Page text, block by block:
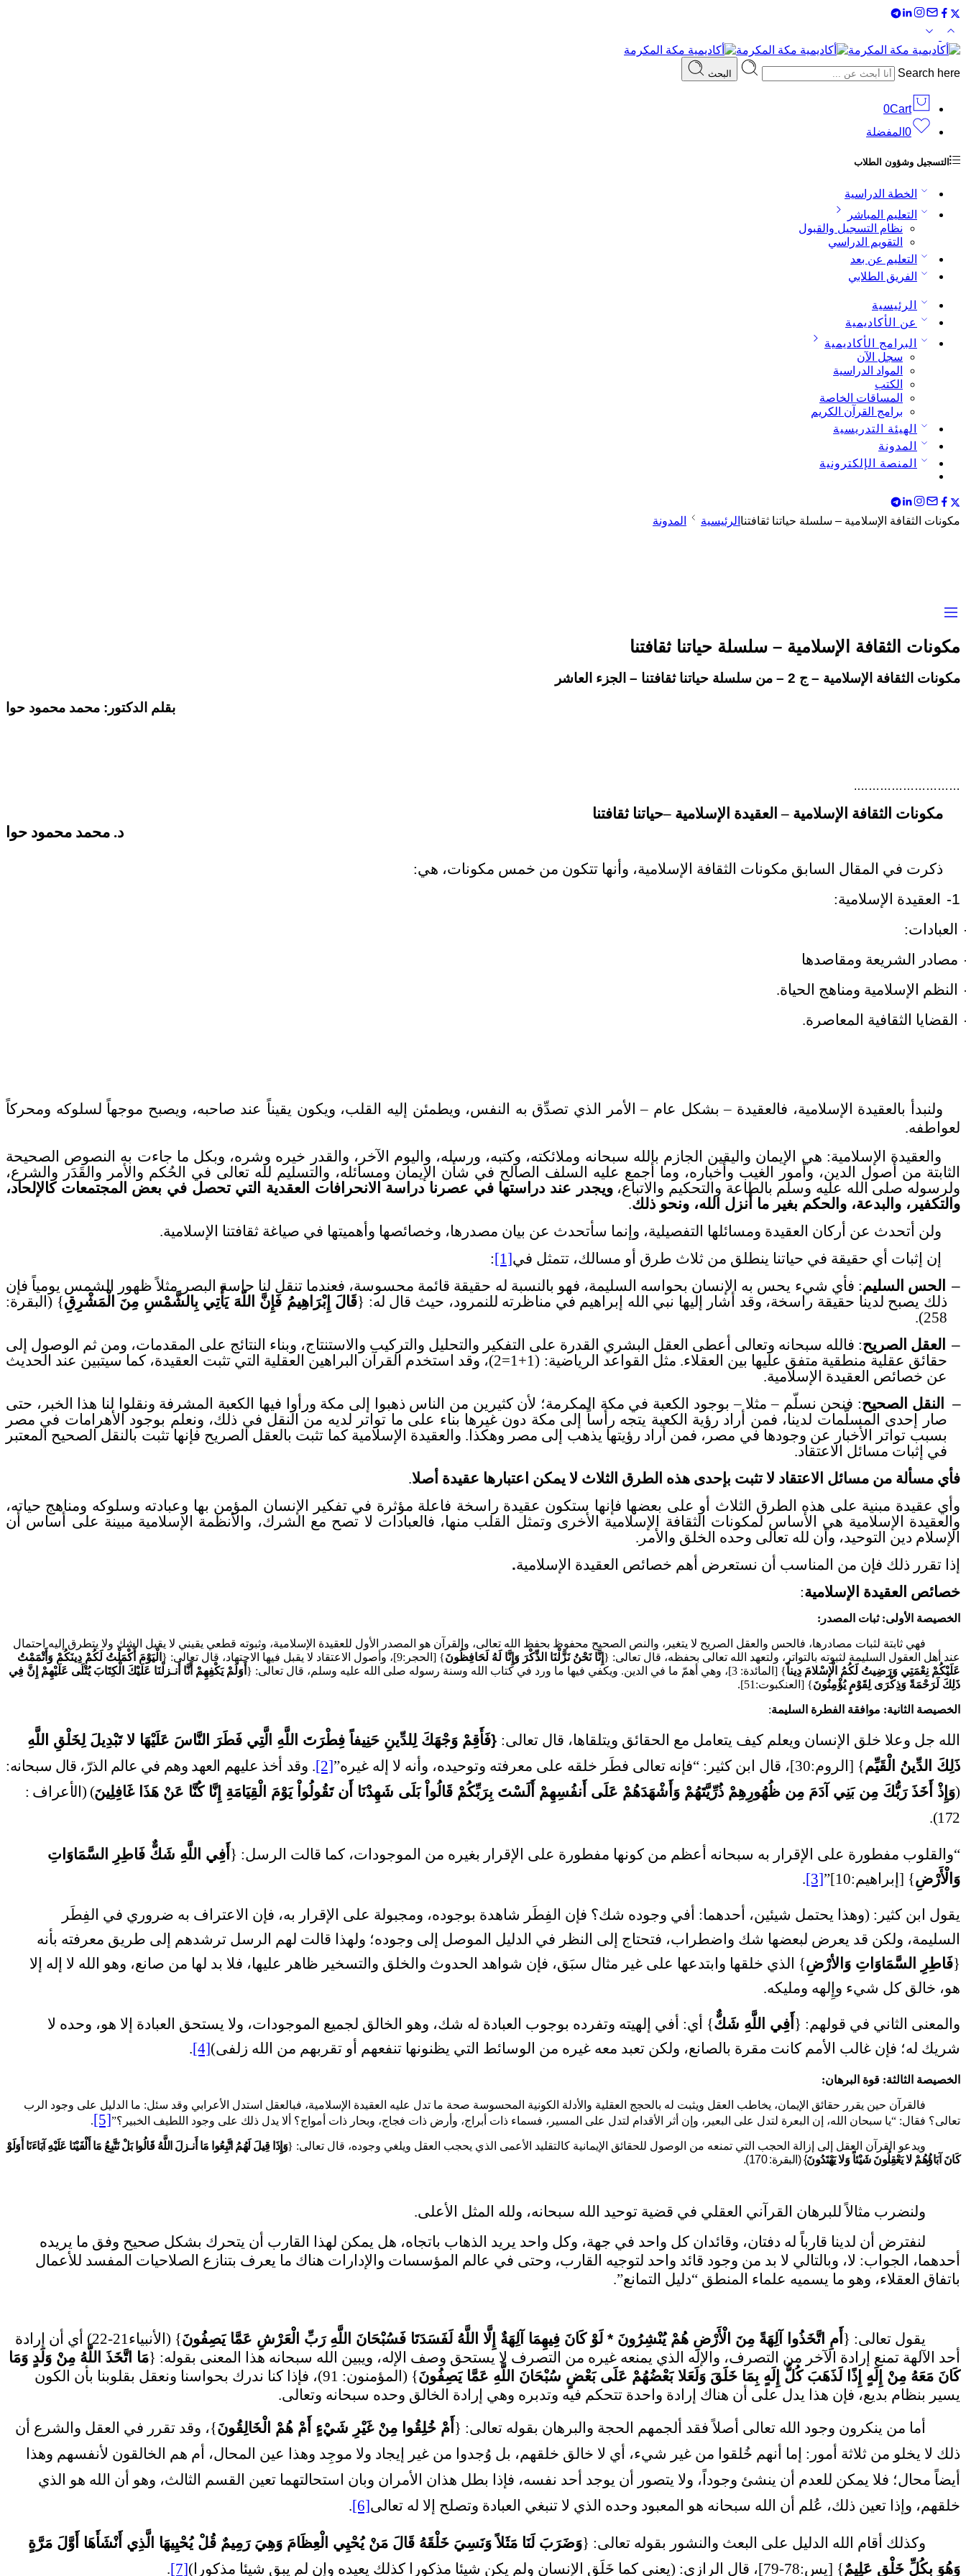
Search here البحث
0Cart
0 المفضلة
التسجيل وشؤون الطلاب
الخطة الدراسية
التعليم المباشر
نظام التسجيل والقبول
التقويم الدراسي
التعليم عن بعد
الفريق الطلابي
الرئيسية
عن الأكاديمية
البرامج الأكاديمية
سجل الآن
المواد الدراسية
الكتب
المساقات الخاصة
برامج القرآن الكريم
الهيئة التدريسية
المدونة
المنصة الإلكترونية
مكونات الثقافة الإسلامية – سلسلة حياتنا ثقافتنا الرئيسية المدونة
مكونات الثقافة الإسلامية – سلسلة حياتنا ثقافتنا
مكونات الثقافة الإسلامية – ج 2 – من سلسلة حياتنا ثقافتنا – الجزء
العاشر
بقلم الدكتور: محمد محمود حوا
……………………….
مكونات الثقافة الإسلامية – العقيدة الإسلامية –حياتنا ثقافتنا
د. محمد محمود حوا
ذكرت في المقال السابق مكونات الثقافة الإسلامية، وأنها تتكون من خمس مكونات، هي:
1-
العقيدة الإسلامية:
العبادات:
مصادر الشريعة ومقاصدها
النظم الإسلامية ومناهج الحياة.
القضايا الثقافية المعاصرة.
ولنبدأ بالعقيدة الإسلامية، فالعقيدة – بشكل عام – الأمر الذي تصدِّق به النفس، ويطمئن إليه القلب، ويكون يقيناً عند صاحبه، ويصبح موجهاً لسلوكه ومحركاً
لعواطفه.
والعقيدة الإسلامية: هي الإيمان واليقين الجازم بالله سبحانه وملائكته، وكتبه، ورسله، واليوم الآخر، والقدر خيره وشره، وبكل ما جاءت به النصوص الصحيحة
الثابتة من أصول الدين، وأمور الغيب وأخباره، وما أجمع عليه السلف الصالح في شأن الإيمان ومسائله، والتسليم لله تعالى في الحُكم والأمر والقَدَر والشرع،
ولرسوله صلى الله عليه وسلم بالطاعة والتحكيم والاتباع،ويجدر عند دراستها في عصرنا دراسة الانحرافات العقدية التي تحصل في بعض المجتمعات كالإلحاد،
والتكفير، والبدعة، والحكم بغير ما أنزل الله، ونحو ذلك.
ولن أتحدث عن أركان العقيدة ومسائلها التفصيلية، وإنما سأتحدث عن بيان مصدرها، وخصائصها وأهميتها في صياغة ثقافتنا الإسلامية.
إن إثبات أي حقيقة في حياتنا ينطلق من ثلاث طرق أو مسالك، تتمثل في[1]
:
–
الحس السليم: فأي شيء يحس به الإنسان بحواسه السليمة، فهو بالنسبة له حقيقة قائمة محسوسة، فعندما تنقل لنا حاسة البصر مثلاً ظهور الشمس يومياً فإن
ذلك يصبح لدينا حقيقة راسخة، وقد أشار إليها نبي الله إبراهيم في مناظرته للنمرود، حيث قال له: {قَالَ إِبْرَاهِيمُ فَإِنَّ اللّهَ يَأْتِي بِالشَّمْسِ مِنَ الْمَشْرِقِ} (البقرة:
258).
–
العقل الصريح: فالله سبحانه وتعالى أعطى العقل البشري القدرة على التفكير والتحليل والتركيب والاستنتاج، وبناء النتائج على المقدمات، ومن ثم الوصول إلى
حقائق عقلية منطقية متفق عليها بين العقلاء. مثل القواعد الرياضية: (1+1=2)، وقد استخدم القرآن البراهين العقلية التي تثبت العقيدة، كما سيتبين عند الحديث
عن خصائص العقيدة الإسلامية.
–
النقل الصحيح: فنحن نسلّم – مثلا – بوجود الكعبة في مكة المكرمة؛ لأن كثيرين من الناس ذهبوا إلى مكة ورأوا فيها الكعبة المشرفة ونقلوا لنا هذا الخبر، حتى
صار إحدى المسلّمات لدينا، فمن أراد رؤية الكعبة يتجه رأساً إلى مكة دون غيرها بناء على ما تواتر لديه من النقل في ذلك، ونعلم بوجود الأهرامات في مصر
بسبب تواتر الأخبار عن وجودها في مصر، فمن أراد رؤيتها يذهب إلى مصر وهكذا. والعقيدة الإسلامية كما تثبت بالعقل الصريح فإنها تثبت بالنقل الصحيح المعتبر
في إثبات مسائل الاعتقاد.
فأي مسألة من مسائل الاعتقاد لا تثبت بإحدى هذه الطرق الثلاث لا يمكن اعتبارها عقيدة أصلا.
وأي عقيدة مبنية على هذه الطرق الثلاث أو على بعضها فإنها ستكون عقيدة راسخة فاعلة مؤثرة في تفكير الإنسان المؤمن بها وعبادته وسلوكه ومناهج حياته،
والعقيدة الإسلامية هي الأساس لمكونات الثقافة الإسلامية الأخرى وتمثل القلب منها، فالعبادات لا تصح مع الشرك، والأنظمة الإسلامية مبينة على أساس أن
الإسلام دين التوحيد، وأن لله تعالى وحده الخلق والأمر.
إذا تقرر ذلك فإن من المناسب أن نستعرض أهم خصائص العقيدة الإسلامية.
خصائص العقيدة الإسلامية:
الخصيصة الأولى: ثبات المصدر:
فهي ثابتة لثبات مصادرها، فالحس والعقل الصريح لا يتغير، والنص الصحيح محفوظ بحفظ الله تعالى، والقرآن هو المصدر الأول للعقيدة الإسلامية، وثبوته قطعي يقيني لا يقبل الشك ولا يتطرق إليه احتمال
عند أهل العقول السليمة لثبوته بالتواتر، ولتعهد الله تعالى بحفظه، قال تعالى: { إِنَّا نَحْنُ نَزَّلْنَا الذِّكْرَ وَإِنَّا لَهُ لَحَافِظُونَ} [الحجر:9]، وأصول الاعتقاد لا يقبل فيها الاجتهاد، قال تعالى: {
الْيَوْمَ أَكْمَلْتُ لَكُمْ دِينَكُمْ وَأَتْمَمْتُ
عَلَيْكُمْ نِعْمَتِي وَرَضِيتُ لَكُمُ الْإسْلامَ دِيناً} [المائدة: 3]، وهي أهمّ ما في الدين. ويكفي فيها ما ورد في كتاب الله وسنة رسوله صلى الله عليه وسلم، قال تعالى: {
أَوَلَمْ يَكْفِهِمْ أَنَّا أَنـزلْنَا عَلَيْكَ الْكِتَابَ يُتْلَى عَلَيْهِمْ إِنَّ فِي
ذَلِكَ لَرَحْمَةً وَذِكْرَى لِقَوْمٍ يُؤْمِنُونَ} [العنكبوت:51].
الخصيصة الثانية: موافقة الفطرة السليمة:
الله جل وعلا خلق الإنسان ويعلم كيف يتعامل مع الحقائق ويتلقاها، قال تعالى: {فَأَقِمْ وَجْهَكَ لِلدِّينِ حَنِيفاً فِطْرَتَ اللَّهِ الَّتِي فَطَرَ النَّاسَ عَلَيْهَا لا تَبْدِيلَ لِخَلْقِ اللَّهِ
ذَلِكَ الدِّينُ الْقَيِّم} [الروم:30]، قال ابن كثير: “فإنه تعالى فطَر خلقه على معرفته وتوحيده، وأنه لا إله غيره” [2]
. وقد أخذ عليهم العهد وهم في عالم الذرّ، قال سبحانه:
(وَإِذْ أَخَذَ رَبُّكَ مِن بَنِي آدَمَ مِن ظُهُورِهِمْ ذُرِّيَّتَهُمْ وَأَشْهَدَهُمْ عَلَى أَنفُسِهِمْ أَلَسْتَ بِرَبِّكُمْ قَالُواْ بَلَى شَهِدْنَا أَن تَقُولُواْ يَوْمَ الْقِيَامَةِ إِنَّا كُنَّا عَنْ هَذَا غَافِلِينَ) (الأعراف :
172).
“والقلوب مفطورة على الإقرار به سبحانه أعظم من كونها مفطورة على الإقرار بغيره من الموجودات، كما قالت الرسل: { أَفِي اللَّهِ شَكٌّ فَاطِرِ السَّمَاوَاتِ
وَالْأَرْضِ} [إبراهيم:10]” [3]
.
يقول ابن كثير: (وهذا يحتمل شيئين، أحدهما: أفي وجوده شك؟ فإن الفِطَر شاهدة بوجوده، ومجبولة على الإقرار به، فإن الاعتراف به ضروري في الفِطَر
السليمة، ولكن قد يعرض لبعضها شك واضطراب، فتحتاج إلى النظر في الدليل الموصل إلى وجوده؛ ولهذا قالت لهم الرسل ترشدهم إلى طريق معرفته بأنه
{فَاطِرِ السَّمَاوَاتِ وَالأرْضِ} الذي خلقها وابتدعها على غير مثال سبَق، فإن شواهد الحدوث والخلق والتسخير ظاهر عليها، فلا بد لها من صانع، وهو الله لا إله إلا
هو، خالق كل شيء وإِلهه ومليكه.
والمعنى الثاني في قولهم: { أَفِي اللَّهِ شَكٌّ} أي: أفي إلهيته وتفرده بوجوب العبادة له شك، وهو الخالق لجميع الموجودات، ولا يستحق العبادة إلا هو، وحده لا
شريك له؛ فإن غالب الأمم كانت مقرة بالصانع، ولكن تعبد معه غيره من الوسائط التي يظنونها تنفعهم أو تقربهم من الله زلفى)[4]
.
الخصيصة الثالثة: قوة البرهان:
فالقرآن حين يقرر حقائق الإيمان، يخاطب العقل ويثبت له بالحجج العقلية والأدلة الكونية المحسوسة صحة ما تدل عليه العقيدة الإسلامية، فبالعقل استدل الأعرابي وقد سئل: ما الدليل على وجود الرب
تعالى؟ فقال: “يا سبحان الله، إن البعرة لتدل على البعير، وإن أثر الأقدام لتدل على المسير، فسماء ذات أبراج، وأرض ذات فجاج، وبحار ذات أمواج؟ ألا يدل ذلك على وجود اللطيف الخبير؟”[5]
.
ويدعو القرآن العقل إلى إزالة الحجب التي تمنعه من الوصول للحقائق الإيمانية كالتقليد الأعمى الذي يحجب العقل ويلغي وجوده، قال تعالى: {وَإِذَا قِيلَ لَهُمُ اتَّبِعُوا مَا أَنـزلَ اللَّهُ قَالُوا بَلْ نَتَّبِعُ مَا أَلْفَيْنَا عَلَيْهِ آبَاءَنَا أَوَلَوْ
كَانَ آبَاؤُهُمْ لا يَعْقِلُونَ شَيْئاً وَلا يَهْتَدُونَ} (البقرة: 170).
ولنضرب مثالاً للبرهان القرآني العقلي في قضية توحيد الله سبحانه، ولله المثل الأعلى.
لنفترض أن لدينا قارباً له دفتان، وقائدان كل واحد في جهة، وكل واحد يريد الذهاب باتجاه، هل يمكن لهذا القارب أن يتحرك بشكل صحيح وفق ما يريده
أحدهما، الجواب: لا، وبالتالي لا بد من وجود قائد واحد لتوجيه القارب، وحتى في عالم المؤسسات والإدارات هناك ما يعرف بتنازع الصلاحيات المفسد للأعمال
باتفاق العقلاء، وهو ما يسميه علماء المنطق “دليل التمانع”.
يقول تعالى: { أَمِ اتَّخَذُوا آلِهَةً مِنَ الْأَرْضِ هُمْ يُنْشِرُونَ * لَوْ كَانَ فِيهِمَا آلِهَةٌ إِلَّا اللَّهُ لَفَسَدَتَا فَسُبْحَانَ اللَّهِ رَبِّ الْعَرْشِ عَمَّا يَصِفُونَ
} (الأنبياء21-22) أي أن إرادة
أحد الآلهة تمنع إرادة الآخر من التصرف، والإله الذي يمنعه غيره من التصرف لا يستحق وصف الإله، ويبين الله سبحانه هذا المعنى بقوله: {مَا اتَّخَذَ اللَّهُ مِنْ وَلَدٍ وَمَا
كَانَ مَعَهُ مِنْ إِلَهٍ إِذًا لَذَهَبَ كُلُّ إِلَهٍ بِمَا خَلَقَ وَلَعَلا بَعْضُهُمْ عَلَى بَعْضٍ سُبْحَانَ اللَّهِ عَمَّا يَصِفُونَ
} (المؤمنون: 91)، فإذا كنا ندرك بحواسنا ونعقل بقلوبنا بأن الكون
يسير بنظام بديع، فإن هذا يدل على أن هناك إرادة واحدة تتحكم فيه وتدبره وهي إرادة الخالق وحده سبحانه وتعالى.
أما من ينكرون وجود الله تعالى أصلاً فقد ألجمهم الحجة والبرهان بقوله تعالى: { أَمْ خُلِقُوا مِنْ غَيْرِ شَيْءٍ أَمْ هُمْ الْخَالِقُونَ}، وقد تقرر في العقل والشرع أن
ذلك لا يخلو من ثلاثة أمور: إما أنهم خُلقوا من غير شيء، أي لا خالق خلقهم، بل وُجدوا من غير إيجاد ولا موجِد وهذا عين المحال، أم هم الخالقون لأنفسهم وهذا
أيضاً محال؛ فلا يمكن للعدم أن ينشئ وجوداً، ولا يتصور أن يوجد أحد نفسه، فإذا بطل هذان الأمران وبان استحالتهما تعين القسم الثالث، وهو أن الله هو الذي
خلقهم، وإذا تعين ذلك، عُلم أن الله سبحانه هو المعبود وحده الذي لا تنبغي العبادة وتصلح إلا له تعالى[6]
.
وكذلك أقام الله الدليل على البعث والنشور بقوله تعالى: {وَضَرَبَ لَنَا مَثَلاً وَنَسِيَ خَلْقَهُ قَالَ مَنْ يُحْيِي الْعِظَامَ وَهِيَ رَمِيمٌ قُلْ يُحْيِيهَا الَّذِي أَنْشَأَهَا أَوَّلَ مَرَّةٍ
وَهُوَ بِكُلِّ خَلْقٍ عَلِيمٌ} [يس:78-79]، قال الرازي: (يعني كما خَلَق الإنسان ولم يكن شيئا مذكورا كذلك يعيده وإن لم يبق شيئا مذكورا) [7]
.